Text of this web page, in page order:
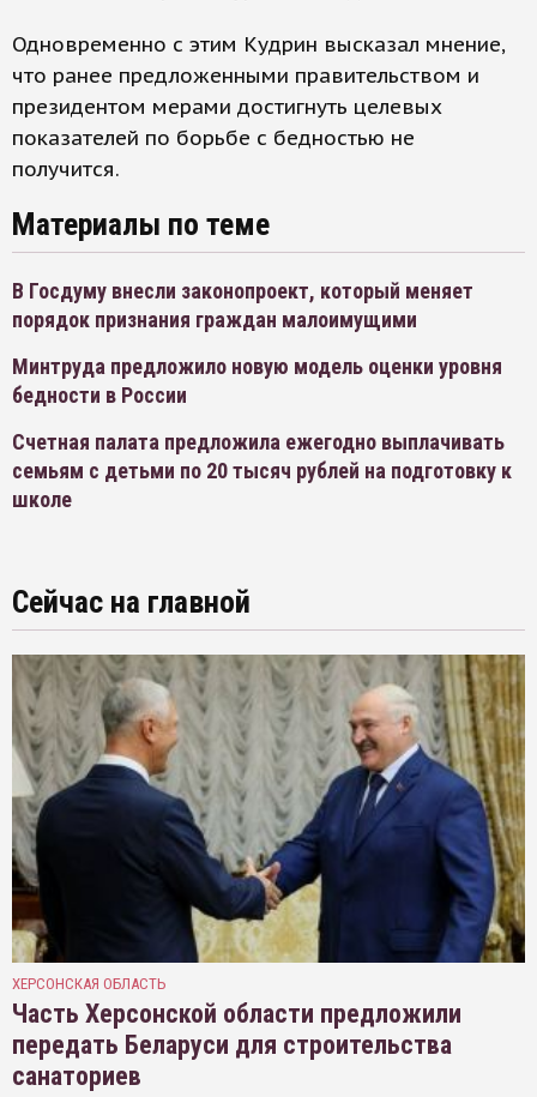
Одновременно с этим Кудрин высказал мнение,
что ранее предложенными правительством и
президентом мерами достигнуть целевых
показателей по борьбе с бедностью не
получится.
Материалы по теме
В Госдуму внесли законопроект, который меняет
порядок признания граждан малоимущими
Минтруда предложило новую модель оценки уровня
бедности в России
Счетная палата предложила ежегодно выплачивать
семьям с детьми по 20 тысяч рублей на подготовку к
школе
Сейчас на главной
ХЕРСОНСКАЯ ОБЛАСТЬ
Часть Херсонской области предложили
передать Беларуси для строительства
санаториев